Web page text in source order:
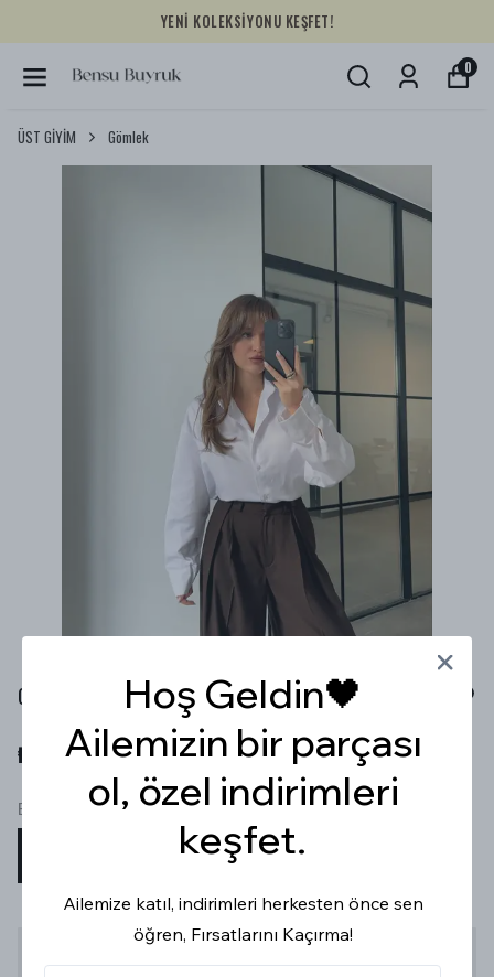
YENİ KOLEKSİYONU KEŞFET!
0
ÜST GİYİM Gömlek
OVERSİZE BEYAZ POPLİN GÖMLEK
₺ 759.99
Beden
Stoğa Gelince Haber Ver
Hoş Geldin🖤
Ailemizin bir parçası
ol, özel indirimleri
keşfet.
Ailemize katıl, indirimleri herkesten önce sen
öğren, Fırsatlarını Kaçırma!